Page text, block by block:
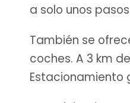
a solo unos
También se
coches. A 3 km
Estacionamiento